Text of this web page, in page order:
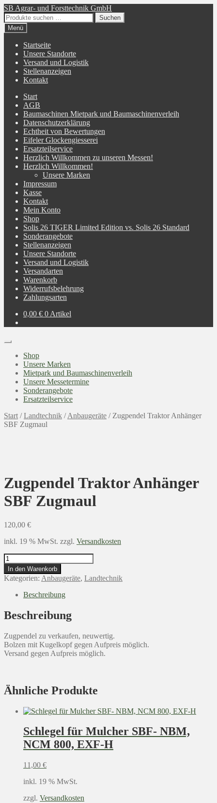
Zur
Navigation
springen
Zum
Inhalt
springen
SB Agrar- und Forsttechnik GmbH
Suchen
nach:
Suchen
Menü
Startseite
Unsere Standorte
Versand und Logistik
Stellenanzeigen
Kontakt
Start
AGB
Baumaschinen Mietpark und Baumaschinenverleih
Datenschutzerklärung
Echtheit von Bewertungen
Eifeler Glockengiesserei
Ersatzteilservice
Herzlich Willkommen zu unseren Messen!
Herzlich Willkommen!
Unsere Marken
Impressum
Kasse
Kontakt
Mein Konto
Shop
Solis 26 TIGER Limited Edition vs. Solis 26 Standard
Sonderangebote
Stellenanzeigen
Unsere Standorte
Versand und Logistik
Versandarten
Warenkorb
Widerrufsbelehrung
Zahlungsarten
0,00 € 0 Artikel
Shop
Unsere Marken
Mietpark und Baumaschinenverleih
Unsere Messetermine
Sonderangebote
Ersatzteilservice
Start /Landtechnik /Anbaugeräte / Zugpendel Traktor Anhänger
SBF Zugmaul
Zugpendel Traktor Anhänger
SBF Zugmaul
120,00 €
inkl. 19 % MwSt. zzgl. Versandkosten
Zugpendel
Traktor
Anhänger
SBF
Zugmaul
Menge
In den Warenkorb
Kategorien: Anbaugeräte, Landtechnik
Beschreibung
Beschreibung
Zugpendel zu verkaufen, neuwertig.
Bolzen mit Kugelkopf gegen Aufpreis möglich.
Versand gegen Aufpreis möglich.
Ähnliche Produkte
Schlegel für Mulcher SBF- NBM,
NCM 800, EXF-H
11,00 €
inkl. 19 % MwSt.
zzgl. Versandkosten